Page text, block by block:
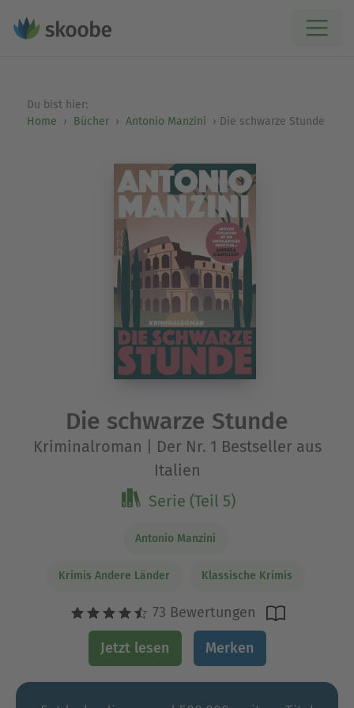
Du bist hier:
Home
Bücher Antonio Manzini Die schwarze Stunde
Die schwarze Stunde
Kriminalroman | Der Nr. 1 Bestseller aus
Italien
Serie (Teil 5)
Antonio Manzini
Krimis Andere Länder Klassische Krimis
73 Bewertungen
Jetzt lesen Merken